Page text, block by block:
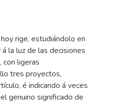
rige, estudiándolo en
la luz de las decisiones
con ligeras
tres proyectos,
é indicando á veces
genuino significado de